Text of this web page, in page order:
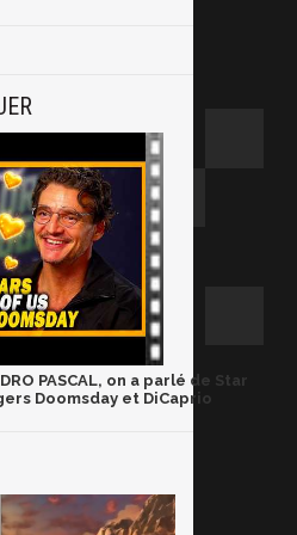
PASCAL, on a parlé de Star
Doomsday et DiCaprio